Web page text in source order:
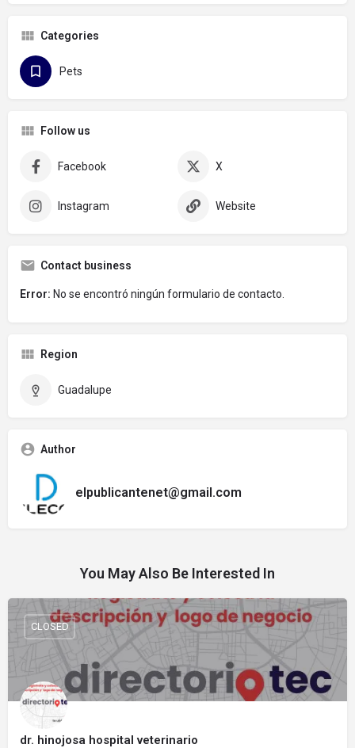
Categories
Pets
Follow us
Facebook X
Instagram Website
Contact business
Error: No se encontró ningún formulario de contacto.
Region
Guadalupe
Author
elpublicantenet@gmail.com
You May Also Be Interested In
dr. hinojosa hospital veterinario
CLOSED